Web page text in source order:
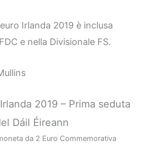
Irlanda 2019 è inclusa
e nella Divisionale FS.
2019 – Prima seduta
Dáil Éireann
da 2 Euro Commemorativa